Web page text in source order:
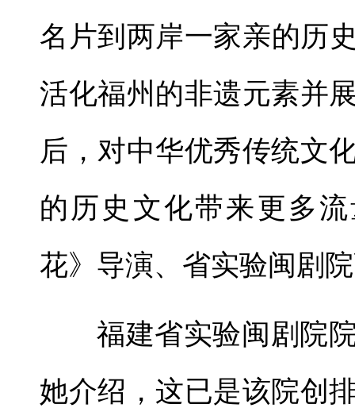
名片到两岸一家亲的历
活化福州的非遗元素并
后，对中华优秀传统文
的历史文化带来更多
花》导演、省实验闽剧
福建省实验闽剧院
她介绍，这已是该院创